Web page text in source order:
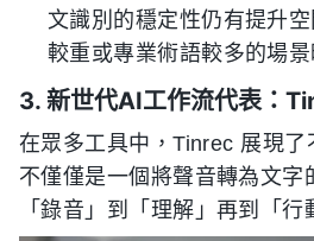
文識別的穩定性仍有提升
較重或專業術語較多的場景
3. 新世代AI工作流代表：
在眾多工具中，Tinrec 展現了
不僅僅是一個將聲音轉為文字
「錄音」到「理解」再到「行